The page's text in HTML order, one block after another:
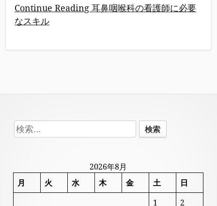
Continue Reading 耳鼻咽喉科の看護師に必要
なスキル
Footer
Content
検
索:
2026年8月
月
火 水 木 金 土
日
1
2